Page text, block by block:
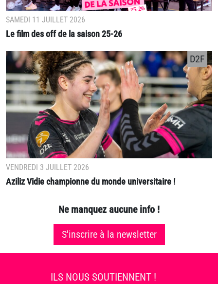
SAMEDI 11 JUILLET 2026
Le film des off de la saison 25-26
VENDREDI 3 JUILLET 2026
Aziliz Vidie championne du monde universitaire !
D2F
Ne manquez aucune info !
S'inscrire à la newsletter
ILS NOUS SOUTIENNENT !